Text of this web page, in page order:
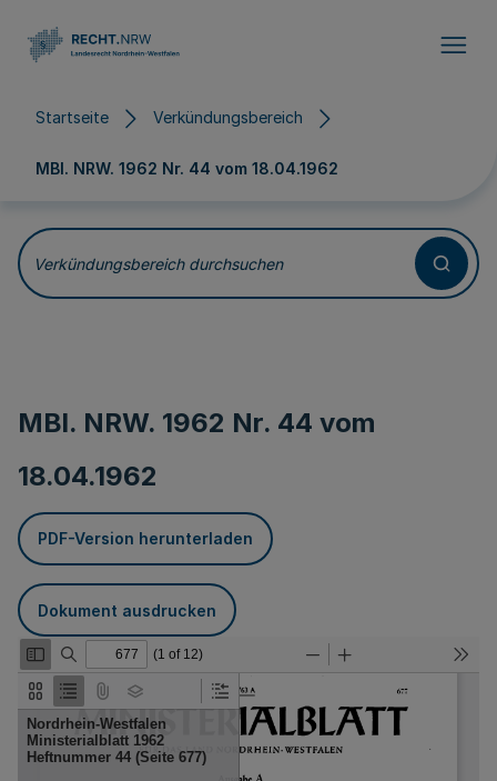
Startseite Verkündungsbereich
MBl. NRW. 1962 Nr. 44 vom 18.04.1962
Verkündungsbereich durchsuchen
MBl. NRW. 1962 Nr. 44 vom
18.04.1962
PDF-Version herunterladen
Dokument ausdrucken